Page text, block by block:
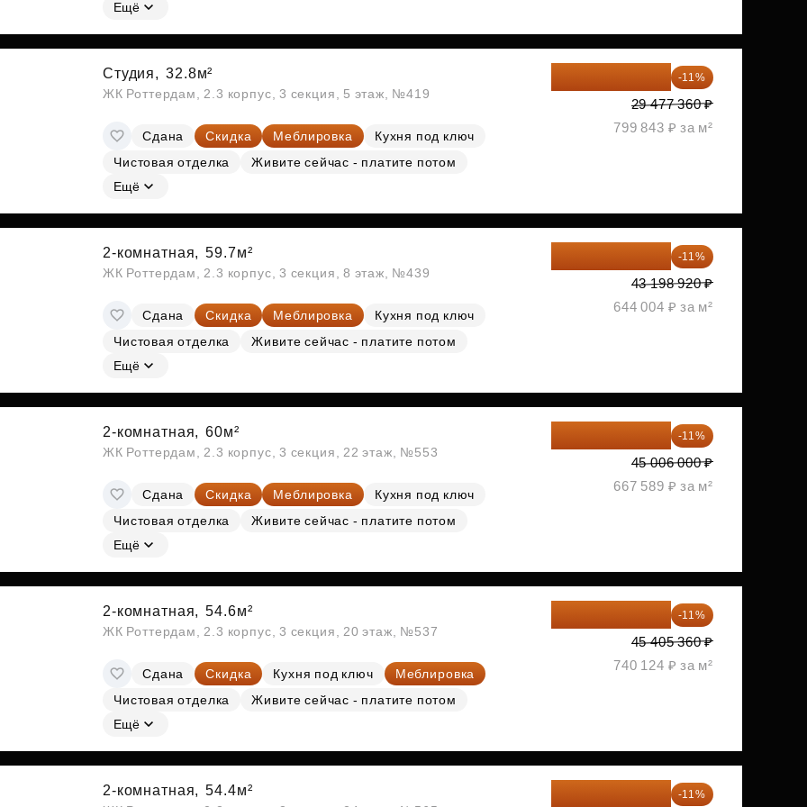
Субсидии
Ещё
Студия, 32.8м²
ЖК Роттердам, 2.3 корпус, 3 секция, 5 этаж, №419
Сдана Скидка Меблировка
Кухня под ключ
Чистовая отделка
Живите сейчас - платите потом
Ещё
-11%
29 477 360 ₽
799 843 ₽ за м²
2-комнатная, 59.7м²
ЖК Роттердам, 2.3 корпус, 3 секция, 8 этаж, №439
Сдана Скидка Меблировка
Кухня под ключ
Чистовая отделка
Живите сейчас - платите потом
Ещё
-11%
43 198 920 ₽
644 004 ₽ за м²
2-комнатная, 60м²
ЖК Роттердам, 2.3 корпус, 3 секция, 22 этаж, №553
Сдана Скидка Меблировка
Кухня под ключ
Чистовая отделка
Живите сейчас - платите потом
Ещё
-11%
45 006 000 ₽
667 589 ₽ за м²
2-комнатная, 54.6м²
ЖК Роттердам, 2.3 корпус, 3 секция, 20 этаж, №537
Сдана Скидка Кухня под ключ
Меблировка
Чистовая отделка
Живите сейчас - платите потом
Ещё
-11%
45 405 360 ₽
740 124 ₽ за м²
2-комнатная, 54.4м² -11%